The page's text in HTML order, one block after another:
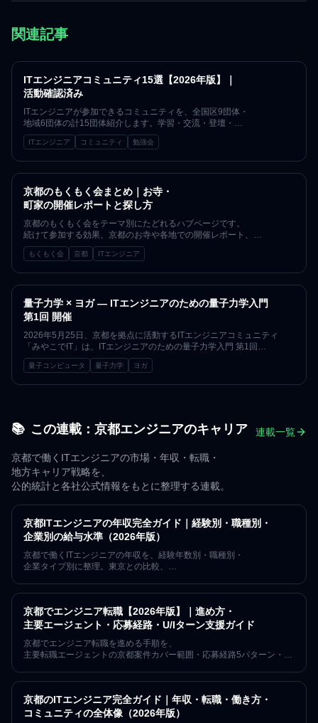
関連記事
ITエンジニアコミュニティ15選【2026年版】｜
活動確認済み
ITエンジニアが参加できるコミュニティを、全国区9団体・
地域6団体の計15団体紹介します。学習・交流・登壇・
地域という目的別の選び方、初参加までの4ステップ、
よくある質問まで、京都で7年・
connpass等の一次情報で確認済みです。
ITエンジニア コミュニティ 勉強会
京都のもくもく会まとめ｜お寺・
町家の開催レポートと探し方
京都のもくもく会をテーマ別にたどれるハブページです。
続けて参加する効果、京都のお寺や各地での開催レポート、
そして参加方法の詳細記事への入口を一箇所にまとめました。
一人参加・初心者歓迎で、
もくもく会 京都 ITエンジニア
量子力学 × ヨガ — ITエンジニアのための量子力学入門
第1回 開催
2026年5月25日、京都を拠点に活動するITエンジニアコミュニティ
「みやこでIT」は、ITエンジニアのための量子力学入門 第1回
「なぜ量子コンピュータか？」を宏寛堂で開催しました。
物理学者の大野木哲也さんを講師に迎え、
量子コンピュータ 量子力学 ヨガ
📚 この連載： 京都エンジニアのキャリア 連載一覧
京都で働くITエンジニアの市場・年収・転職・
地方キャリア戦略を、
公的統計と各社公式情報をもとに整理する連載。
京都ITエンジニアの年収完全ガイド｜経験別・職種別・
企業別の給与水準（2026年版）
京都で働くITエンジニアの年収を、経験年数別・職種別・
企業タイプ別に整理。東京との比較、
京都でエンジニア転職【2026年版】｜進め方・
主要エージェント・応募経路・U/Iターン支援ガイド
京都でエンジニア転職を進める手順を、
主要転職エージェントの京都案件カバー範囲・応募経路5パターン・
職種別の年収相場や京都のIT企業一覧は関連の専門記事に譲り、
本記事は転職の実務手順に絞ります。京都ITエンジニアコミュニティ
京都のITエンジニア完全ガイド｜年収・転職・働き方・
コミュニティの全体像（2026年版）